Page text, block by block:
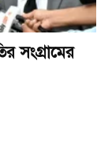
সংগ্রামের